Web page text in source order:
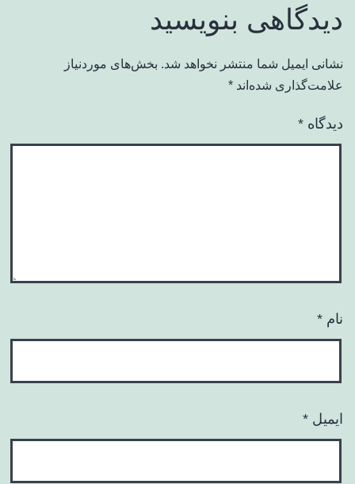
دیدگاهی بنویسید
نشانی ایمیل شما منتشر نخواهد شد. بخش‌های موردنیاز
علامت‌گذاری شده‌اند *
دیدگاه *
نام *
ایمیل *